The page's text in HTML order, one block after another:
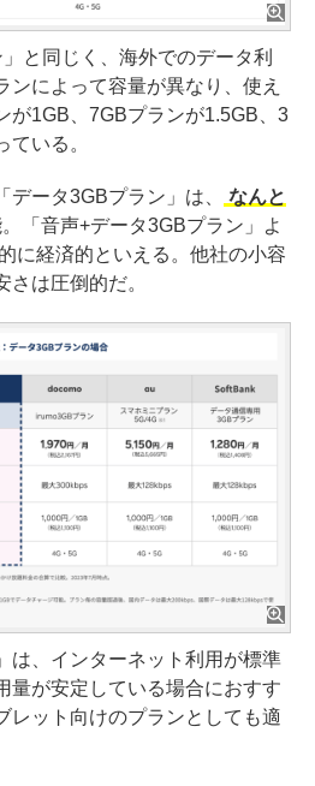
と同じく、海外でのデータ利
ンによって容量が異なり、使え
が1GB、7GBプランが1.5GB、3
いる。
ータ3GBプラン」は、
なんと
「音声+データ3GBプラン」よ
に経済的といえる。他社の小容
は圧倒的だ。
、インターネット利用が標準
量が安定している場合におすす
レット向けのプランとしても適